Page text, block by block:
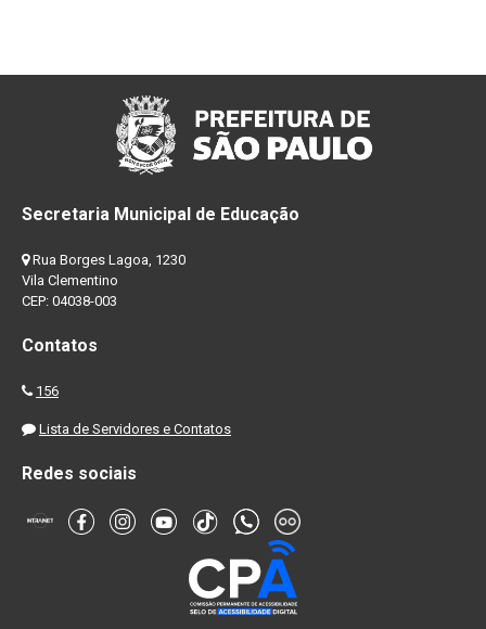
Secretaria Municipal de Educação
Rua Borges Lagoa, 1230
Vila Clementino
CEP: 04038-003
Contatos
156
Lista de Servidores e Contatos
Redes sociais